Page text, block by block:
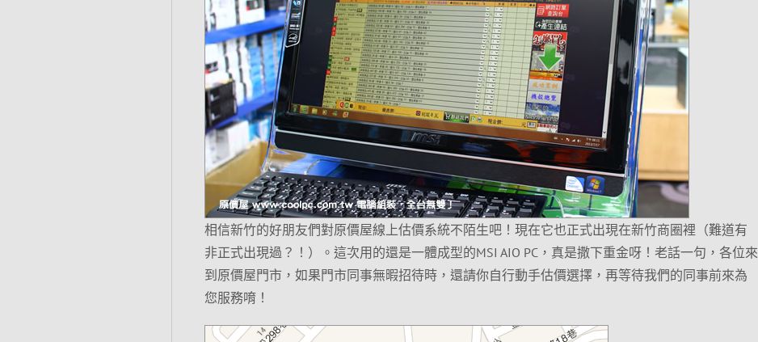
相信新竹的好朋友們對原價屋線上估價系統不陌生吧！現在它也正式出現在新竹商圈裡（難道有
非正式出現過？！）。這次用的還是一體成型的MSI AIO PC，真是撒下重金呀！老話一句，各位來
到原價屋門市，如果門市同事無暇招待時，還請你自行動手估價選擇，再等待我們的同事前來為
您服務唷！